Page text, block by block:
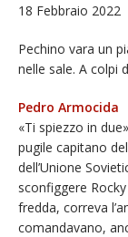
18 Febbraio 2022
Pechino vara un
nelle sale. A colpi
Pedro Armocida
«Ti spiezzo in
pugile capitano
dell’Unione
sconfiggere
fredda, correva
comandavano,